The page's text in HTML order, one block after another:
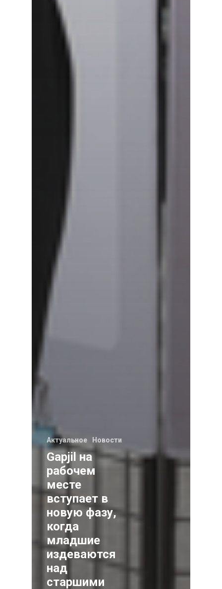
Актуальное Новости
Gapjil на
рабочем
месте
вступает в
новую фазу,
когда
младшие
издеваются
над
старшими